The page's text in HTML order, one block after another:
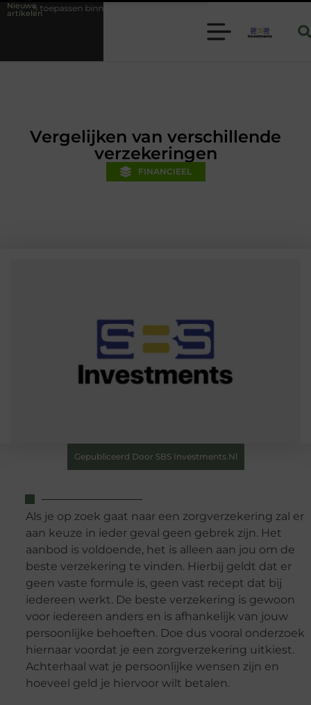
Nieuwe
artikelen
moderne folie techniek
Vergelijken van verschillende
verzekeringen
FINANCIEEL
Gepubliceerd Door SBS Investments.nl
Als je op zoek gaat naar een zorgverzekering zal er
aan keuze in ieder geval geen gebrek zijn. Het
aanbod is voldoende, het is alleen aan jou om de
beste verzekering te vinden. Hierbij geldt dat er
geen vaste formule is, geen vast recept dat bij
iedereen werkt. De beste verzekering is gewoon
voor iedereen anders en is afhankelijk van jouw
persoonlijke behoeften. Doe dus vooral onderzoek
hiernaar voordat je een zorgverzekering uitkiest.
Achterhaal wat je persoonlijke wensen zijn en
hoeveel geld je hiervoor wilt betalen.